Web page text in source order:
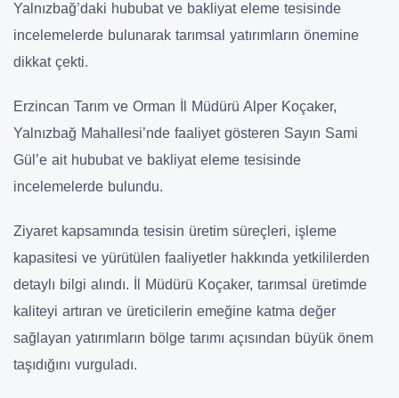
Yalnızbağ’daki hububat ve bakliyat eleme tesisinde
incelemelerde bulunarak tarımsal yatırımların önemine
dikkat çekti.
Erzincan Tarım ve Orman İl Müdürü Alper Koçaker,
Yalnızbağ Mahallesi’nde faaliyet gösteren Sayın Sami
Gül’e ait hububat ve bakliyat eleme tesisinde
incelemelerde bulundu.
Ziyaret kapsamında tesisin üretim süreçleri, işleme
kapasitesi ve yürütülen faaliyetler hakkında yetkililerden
detaylı bilgi alındı. İl Müdürü Koçaker, tarımsal üretimde
kaliteyi artıran ve üreticilerin emeğine katma değer
sağlayan yatırımların bölge tarımı açısından büyük önem
taşıdığını vurguladı.